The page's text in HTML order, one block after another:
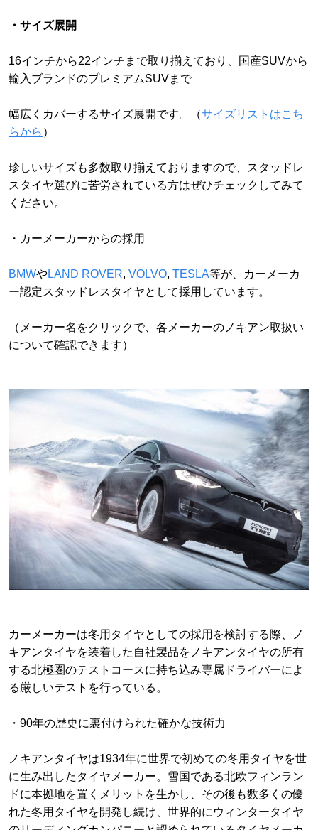
・サイズ展開
16インチから22インチまで取り揃えており、国産SUVから
輸入ブランドのプレミアムSUVまで
幅広くカバーするサイズ展開です。（サイズリストはこち
らから ）
珍しいサイズも多数取り揃えておりますので、スタッドレ
スタイヤ選びに苦労されている方はぜひチェックしてみて
ください。
・カーメーカーからの採用
BMWやLAND ROVER, VOLVO, TESLA等が、カーメーカ
ー認定スタッドレスタイヤとして採用しています。
（メーカー名をクリックで、各メーカーのノキアン取扱い
について確認できます）
カーメーカーは冬用タイヤとしての採用を検討する際、ノ
キアンタイヤを装着した自社製品をノキアンタイヤの所有
する北極圏のテストコースに持ち込み専属ドライバーによ
る厳しいテストを行っている。
・90年の歴史に裏付けられた確かな技術力
ノキアンタイヤは1934年に世界で初めての冬用タイヤを世
に生み出したタイヤメーカー。雪国である北欧フィンラン
ドに本拠地を置くメリットを生かし、その後も数多くの優
れた冬用タイヤを開発し続け、世界的にウィンタータイヤ